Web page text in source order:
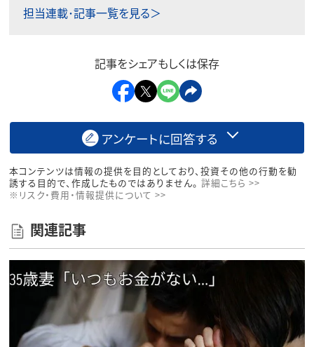
担当連載･記事一覧を見る＞
記事をシェアもしくは保存
アンケートに回答する
本コンテンツは情報の提供を目的としており、投資その他の行動を勧
誘する目的で、作成したものではありません。 詳細こちら >>
※リスク・費用・情報提供について >>
関連記事